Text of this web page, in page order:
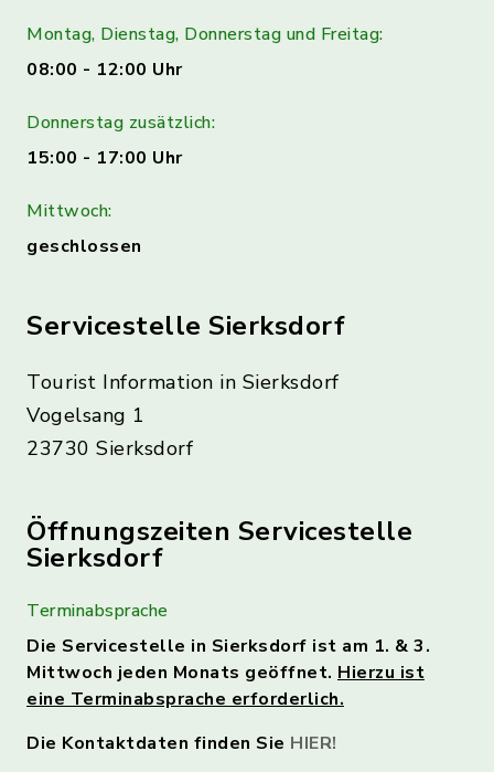
Montag, Dienstag, Donnerstag und Freitag:
08:00 - 12:00 Uhr
Donnerstag zusätzlich:
15:00 - 17:00 Uhr
Mittwoch:
geschlossen
Servicestelle Sierksdorf
Tourist Information in Sierksdorf
Vogelsang 1
23730 Sierksdorf
Öffnungszeiten Servicestelle
Sierksdorf
Terminabsprache
Die Servicestelle in Sierksdorf ist am 1. & 3.
Mittwoch jeden Monats geöffnet. Hierzu ist
eine Terminabsprache erforderlich.
Die Kontaktdaten finden Sie HIER!